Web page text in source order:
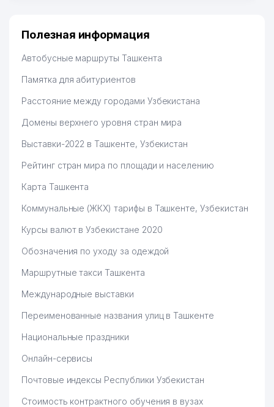
Полезная информация
Автобусные маршруты Ташкента
Памятка для абитуриентов
Расстояние между городами Узбекистана
Домены верхнего уровня стран мира
Выставки-2022 в Ташкенте, Узбекистан
Рейтинг стран мира по площади и населению
Карта Ташкента
Коммунальные (ЖКХ) тарифы в Ташкенте, Узбекистан
Курсы валют в Узбекистане 2020
Обозначения по уходу за одеждой
Маршрутные такси Ташкента
Международные выставки
Переименованные названия улиц в Ташкенте
Национальные праздники
Онлайн-сервисы
Почтовые индексы Республики Узбекистан
Стоимость контрактного обучения в вузах